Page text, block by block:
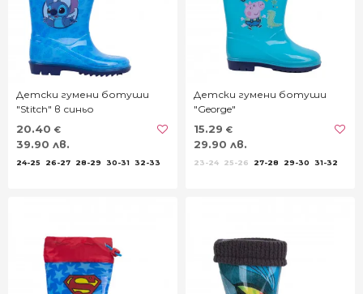
Детски гумени ботуши
"Stitch" в синьо
20.40 €
39.90 лв.
24-25 26-27 28-29 30-31 32-33
Детски гумени ботуши
"George"
15.29 €
29.90 лв.
23-24 25-26 27-28 29-30 31-32